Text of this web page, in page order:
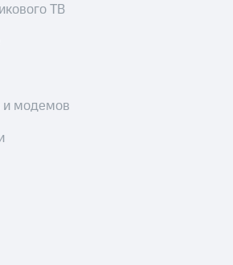
ТВ
и модемов